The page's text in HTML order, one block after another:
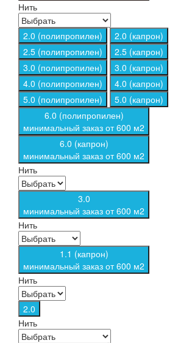
Нить
2.0 (полипропилен)
2.0 (капрон)
2.5 (полипропилен)
2.5 (капрон)
3.0 (полипропилен)
3.0 (капрон)
4.0 (полипропилен)
4.0 (капрон)
5.0 (полипропилен)
5.0 (капрон)
6.0 (полипропилен)
минимальный заказ от 600 м2
6.0 (капрон)
минимальный заказ от 600 м2
Нить
3.0
минимальный заказ от 600 м2
Нить
1.1 (капрон)
минимальный заказ от 600 м2
Нить
2.0
Нить